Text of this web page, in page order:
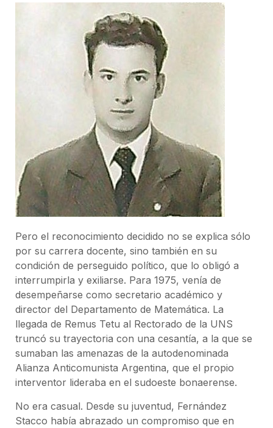
Pero el reconocimiento decidido no se explica sólo
por su carrera docente, sino también en su
condición de perseguido político, que lo obligó a
interrumpirla y exiliarse. Para 1975, venía de
desempeñarse como secretario académico y
director del Departamento de Matemática. La
llegada de Remus Tetu al Rectorado de la UNS
truncó su trayectoria con una cesantía, a la que se
sumaban las amenazas de la autodenominada
Alianza Anticomunista Argentina, que el propio
interventor lideraba en el sudoeste bonaerense.
No era casual. Desde su juventud, Fernández
Stacco había abrazado un compromiso que en